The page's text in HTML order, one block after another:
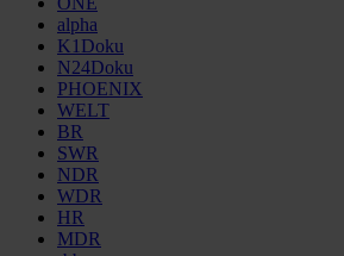
alpha
K1Doku
N24Doku
PHOENIX
WELT
BR
SWR
NDR
WDR
HR
MDR